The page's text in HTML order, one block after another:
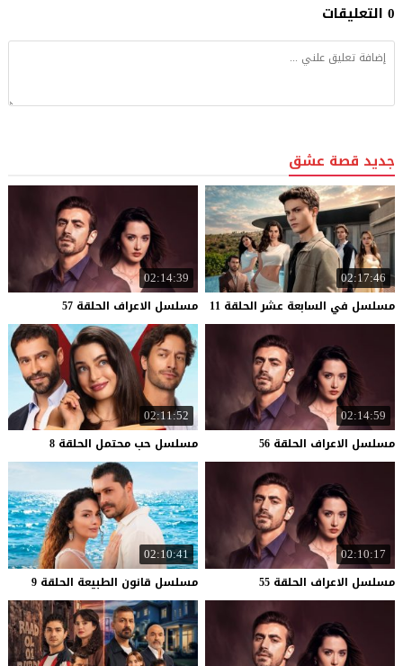
0 التعليقات
جديد قصة عشق
02:17:46
مسلسل في السابعة عشر الحلقة 11
02:14:39
مسلسل الاعراف الحلقة 57
02:14:59
مسلسل الاعراف الحلقة 56
02:11:52
مسلسل حب محتمل الحلقة 8
02:10:17
مسلسل الاعراف الحلقة 55
02:10:41
مسلسل قانون الطبيعة الحلقة 9